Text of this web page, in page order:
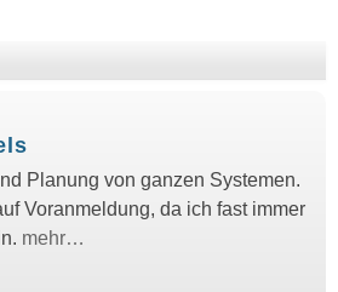
Planung von ganzen Systemen.
Voranmeldung, da ich fast immer
mehr…